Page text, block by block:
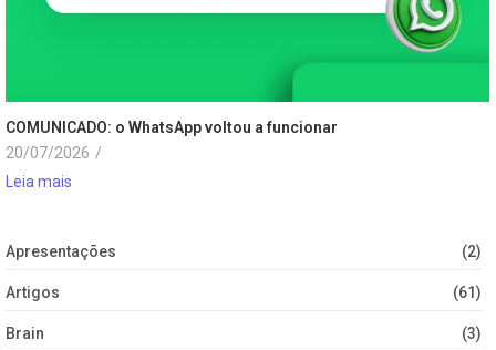
COMUNICADO: o WhatsApp voltou a funcionar
20/07/2026 /
Leia mais
Apresentações (2)
Artigos (61)
Brain (3)